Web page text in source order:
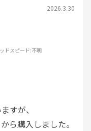
2026.3.30
ドスピード:不明
すが、
ら購入しました。